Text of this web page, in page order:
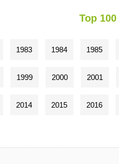
Top 100
1983 1984 1985
1999 2000 2001
2014 2015 2016